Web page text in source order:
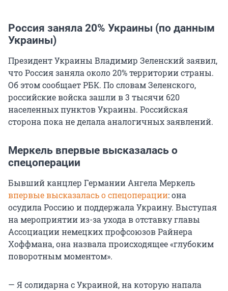
Россия заняла 20% Украины (по данным
Украины)
Президент Украины Владимир Зеленский заявил,
что Россия заняла около 20% территории страны.
Об этом сообщает РБК. По словам Зеленского,
российские войска зашли в 3 тысячи 620
населенных пунктов Украины. Российская
сторона пока не делала аналогичных заявлений.
Меркель впервые высказалась о
спецоперации
Бывший канцлер Германии Ангела Меркель
впервые высказалась о спецоперации: она
осудила Россию и поддержала Украину. Выступая
на мероприятии из-за ухода в отставку главы
Ассоциации немецких профсоюзов Райнера
Хоффмана, она назвала происходящее «глубоким
поворотным моментом».
— Я солидарна с Украиной, на которую напала